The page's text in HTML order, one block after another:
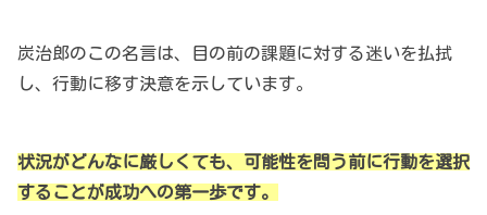
炭治郎のこの名言は、目の前の課題に対する迷いを払拭
し、行動に移す決意を示しています。
状況がどんなに厳しくても、可能性を問う前に行動を選択
することが成功への第一歩です。